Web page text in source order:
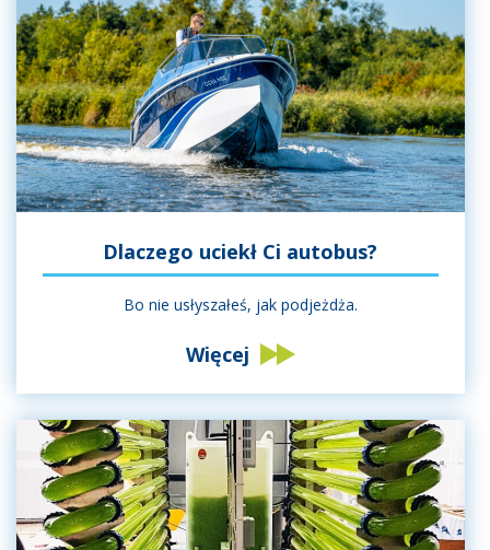
Dlaczego uciekł Ci autobus?
Bo nie usłyszałeś, jak podjeżdża.
Więcej